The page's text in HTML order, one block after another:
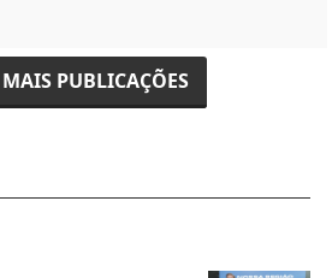
MAIS PUBLICAÇÕES